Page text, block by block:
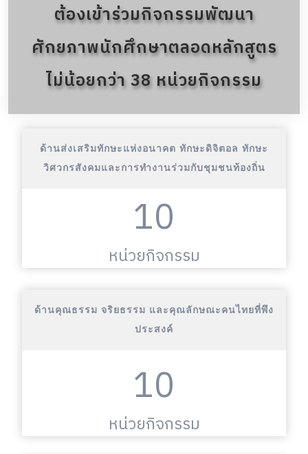
ต้องเข้าร่วมกิจกรรมพัฒนา
ศักยภาพนักศึกษาตลอดหลักสูตร
ไม่น้อยกว่า 38 หน่วยกิจกรรม
ด้านส่งเสริมทักษะแห่งอนาคต ทักษะดิจิตอล ทักษะ
วิศวกรสังคมและการทำงานร่วมกับชุมชนท้องถิ่น
10
หน่วยกิจกรรม
ด้านคุณธรรม จริยธรรม และคุณลักษณะคนไทยที่พึง
ประสงค์
10
หน่วยกิจกรรม